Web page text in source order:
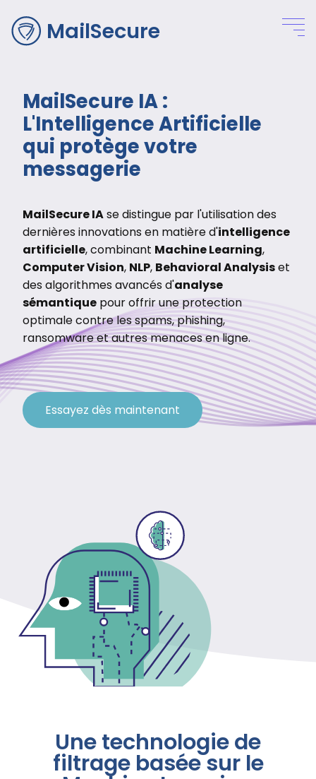
MailSecure
MailSecure IA :
L'Intelligence Artificielle
qui protège votre
messagerie
MailSecure IAse distingue par l'utilisation des
dernières innovations en matière d'intelligence
artificielle, combinant Machine Learning,
Computer Vision, NLP, Behavioral Analysiset
des algorithmes avancés d'analyse
sémantique pour offrir une protection
optimale contre les spams, phishing,
ransomware et autres menaces en ligne.
Essayez dès maintenant
Une technologie de
filtrage basée sur le